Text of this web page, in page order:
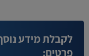
לקבלת מידע
פרטים: